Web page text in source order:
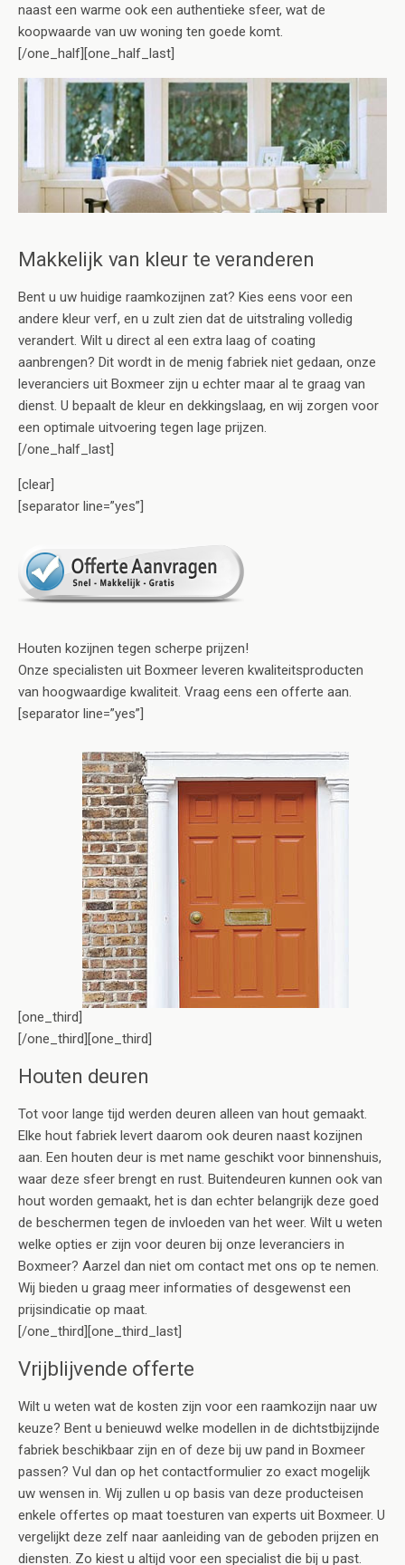
naast een warme ook een authentieke sfeer, wat de
koopwaarde van uw woning ten goede komt.
[/one_half][one_half_last]
Makkelijk van kleur te veranderen
Bent u uw huidige raamkozijnen zat? Kies eens voor een
andere kleur verf, en u zult zien dat de uitstraling volledig
verandert. Wilt u direct al een extra laag of coating
aanbrengen? Dit wordt in de menig fabriek niet gedaan, onze
leveranciers uit Boxmeer zijn u echter maar al te graag van
dienst. U bepaalt de kleur en dekkingslaag, en wij zorgen voor
een optimale uitvoering tegen lage prijzen.
[/one_half_last]
[clear]
[separator line=”yes”]
Houten kozijnen tegen scherpe prijzen!
Onze specialisten uit Boxmeer leveren kwaliteitsproducten
van hoogwaardige kwaliteit. Vraag eens een offerte aan.
[separator line=”yes”]
[one_third]
[/one_third][one_third]
Houten deuren
Tot voor lange tijd werden deuren alleen van hout gemaakt.
Elke hout fabriek levert daarom ook deuren naast kozijnen
aan. Een houten deur is met name geschikt voor binnenshuis,
waar deze sfeer brengt en rust. Buitendeuren kunnen ook van
hout worden gemaakt, het is dan echter belangrijk deze goed
de beschermen tegen de invloeden van het weer. Wilt u weten
welke opties er zijn voor deuren bij onze leveranciers in
Boxmeer? Aarzel dan niet om contact met ons op te nemen.
Wij bieden u graag meer informaties of desgewenst een
prijsindicatie op maat.
[/one_third][one_third_last]
Vrijblijvende offerte
Wilt u weten wat de kosten zijn voor een raamkozijn naar uw
keuze? Bent u benieuwd welke modellen in de dichtstbijzijnde
fabriek beschikbaar zijn en of deze bij uw pand in Boxmeer
passen? Vul dan op het contactformulier zo exact mogelijk
uw wensen in. Wij zullen u op basis van deze producteisen
enkele offertes op maat toesturen van experts uit Boxmeer. U
vergelijkt deze zelf naar aanleiding van de geboden prijzen en
diensten. Zo kiest u altijd voor een specialist die bij u past.